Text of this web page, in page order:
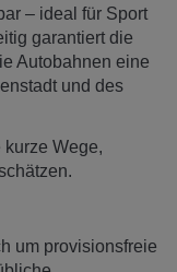
– ideal für Sport
garantiert die
Autobahnen eine
und des
Wege,
um provisionsfreie